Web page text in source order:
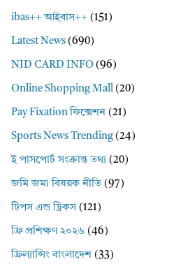
ibas++ আইবাস++ (151)
Latest News (690)
NID CARD INFO (96)
Online Shopping Mall (20)
Pay Fixation ফিক্সেশন (21)
Sports News Trending(24)
ই পাসপোর্ট সংক্রান্ত তথ্য (20)
জমি জমা বিষয়ক নীতি (97)
টিপস এন্ড ট্রিকস (121)
ফ্রি প্রশিক্ষণ ২০২৬ (46)
ফ্রিল্যান্সিং বাংলাদেশ (33)